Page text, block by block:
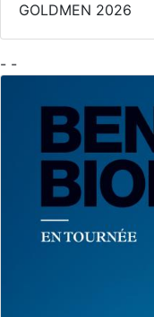
GOLDMEN 2026
- -